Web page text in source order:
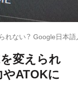
れない？ Google日本
変えられ
ATOKに